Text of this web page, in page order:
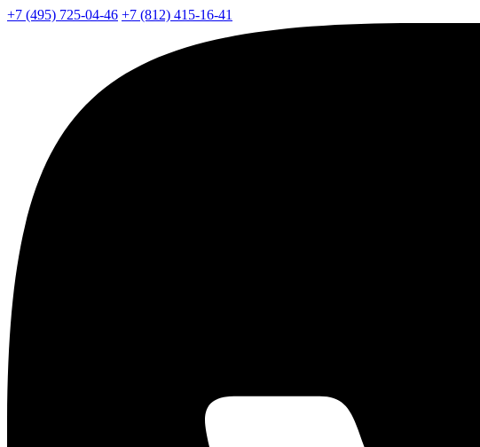
+7 (495) 725-04-46 +7 (812) 415-16-41